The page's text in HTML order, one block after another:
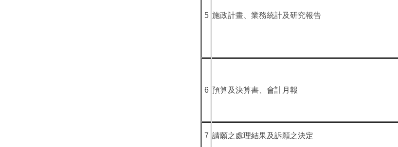
5 施政計畫、業務統計及研究報告
6 預算及決算書、會計月報
7 請願之處理結果及訴願之決定